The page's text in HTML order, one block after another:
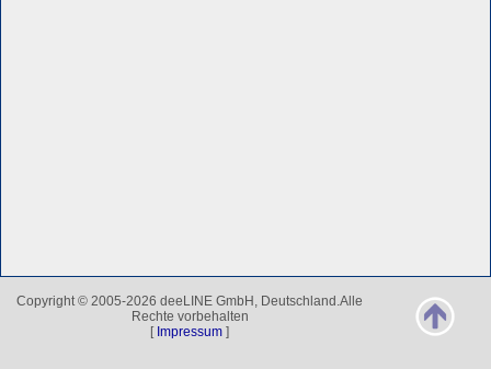
Copyright © 2005-2026 deeLINE GmbH, Deutschland.Alle
Rechte vorbehalten
[ Impressum ]